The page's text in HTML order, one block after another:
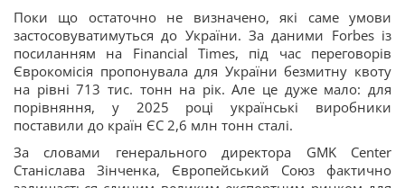
Поки що остаточно не визначено, які саме умови
застосовуватимуться до України. За даними Forbes із
посиланням на Financial Times, під час переговорів
Єврокомісія пропонувала для України безмитну квоту
на рівні 713 тис. тонн на рік. Але це дуже мало: для
порівняння, у 2025 році українські виробники
поставили до країн ЄС 2,6 млн тонн сталі.
За словами генерального директора GMK Center
Станіслава Зінченка, Європейський Союз фактично